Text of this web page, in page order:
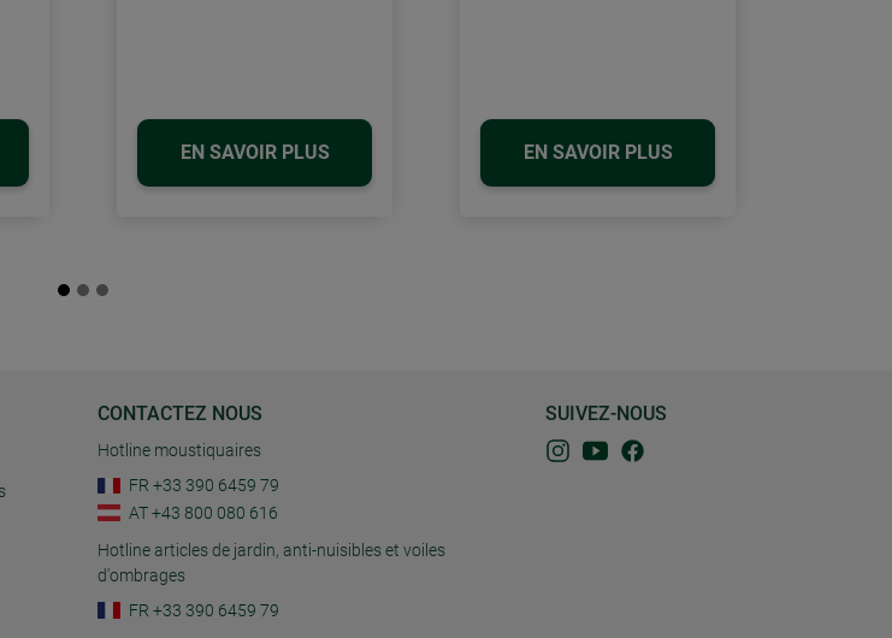
EN SAVOIR PLUS EN SAVOIR PLUS
CONTACTEZ NOUS
Hotline moustiquaires
FR +33 390 6459 79
AT +43 800 080 616
Hotline articles de jardin, anti-nuisibles et voiles
d'ombrages
FR +33 390 6459 79
SUIVEZ-NOUS